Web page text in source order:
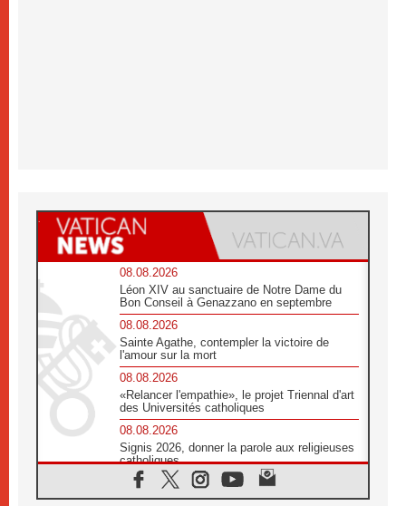
08.08.2026
Léon XIV au sanctuaire de Notre Dame du
Bon Conseil à Genazzano en septembre
08.08.2026
Sainte Agathe, contempler la victoire de
l'amour sur la mort
08.08.2026
«Relancer l'empathie», le projet Triennal d'art
des Universités catholiques
08.08.2026
Signis 2026, donner la parole aux religieuses
catholiques
08.08.2026
Au Bangladesh, l'Église accompagne les